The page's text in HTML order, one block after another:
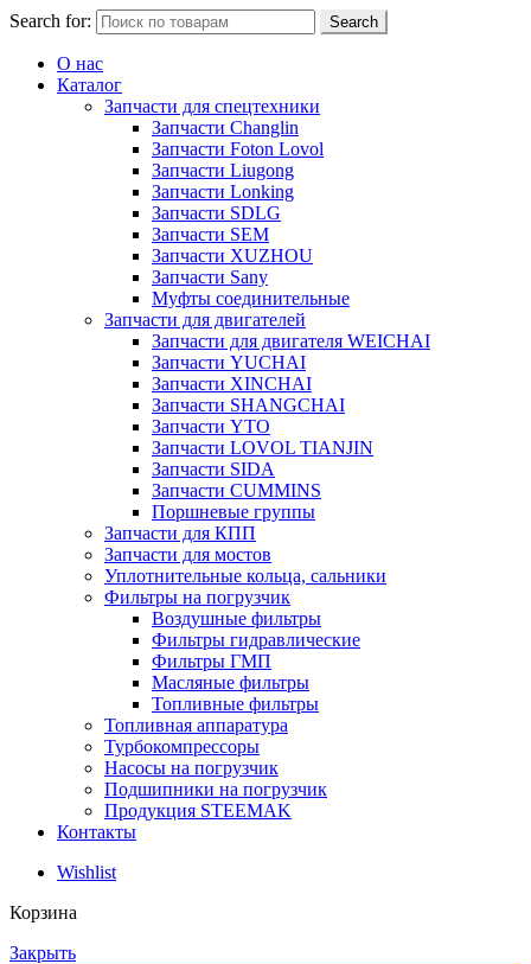
Search for: Search
О нас
Каталог
Запчасти для спецтехники
Запчасти Changlin
Запчасти Foton Lovol
Запчасти Liugong
Запчасти Lonking
Запчасти SDLG
Запчасти SEM
Запчасти XUZHOU
Запчасти Sany
Муфты соединительные
Запчасти для двигателей
Запчасти для двигателя WEICHAI
Запчасти YUCHAI
Запчасти XINCHAI
Запчасти SHANGCHAI
Запчасти YTO
Запчасти LOVOL TIANJIN
Запчасти SIDA
Запчасти CUMMINS
Поршневые группы
Запчасти для КПП
Запчасти для мостов
Уплотнительные кольца, сальники
Фильтры на погрузчик
Воздушные фильтры
Фильтры гидравлические
Фильтры ГМП
Масляные фильтры
Топливные фильтры
Топливная аппаратура
Турбокомпрессоры
Насосы на погрузчик
Подшипники на погрузчик
Продукция STEEMAK
Контакты
Wishlist
Корзина
Закрыть